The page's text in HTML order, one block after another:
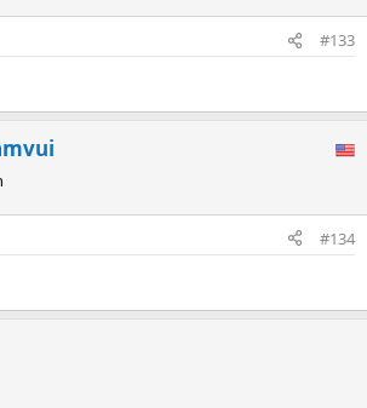
#133
#134